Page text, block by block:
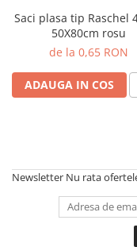
Lubrifianti
Masini de tuns iarba
Roabe
Antiparazitare
Hrana pentru iepuri
Saci plasa tip Raschel 40 KG
50X80cm rosu
de la 0,65 RON
ADAUGA IN COS
Newsletter Nu rata